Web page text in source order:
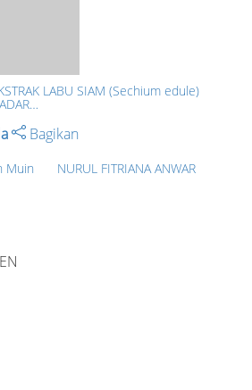
LABU SIAM (Sechium edule)
Bagikan
Muin NURUL FITRIANA ANWAR